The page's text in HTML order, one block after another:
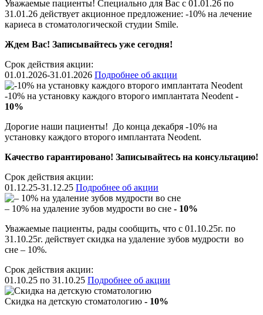
Уважаемые пациенты! Специально для Вас с 01.01.26 по
31.01.26 действует акционное предложение: -10% на лечение
кариеса в стоматологической студии Smile.
Ждем Вас! Записывайтесь уже сегодня!
Срок действия акции:
01.01.2026-31.01.2026 Подробнее об акции
-10% на установку каждого второго имплантата Neodent -
10%
Дорогие наши пациенты! До конца декабря -10% на
установку каждого второго имплантата Neodent.
Качество гарантировано! Записывайтесь на консультацию!
Срок действия акции:
01.12.25-31.12.25 Подробнее об акции
– 10% на удаление зубов мудрости во сне - 10%
Уважаемые пациенты, рады сообщить, что с 01.10.25г. по
31.10.25г. действует скидка на удаление зубов мудрости во
сне – 10%.
Срок действия акции:
01.10.25 по 31.10.25 Подробнее об акции
Скидка на детскую стоматологию - 10%